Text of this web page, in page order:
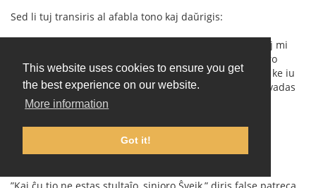
This website uses cookies to ensure you get
the best experience on our website.
More information
Got it!
Sed li tuj transiris al afabla tono kaj daŭrigis:
”Por ni estas certe tre neagrable teni vin en arestejo kaj mi
povas vin certigi, ke laŭ mia opinio via kulpo ne estas tro
granda, ĉar ĉe via febla inteligenteco ne ekzistas dubo, ke iu
vin persvadis. Diru al mi, sinjoro Ŝvejk, kiu propre persvadas
vin fari tiajn stultaĵojn?”
Ŝvejk ektusis kaj proklamis:
”Mi, bonvolu pardoni, scias pri neniuj stultaĵoj.”